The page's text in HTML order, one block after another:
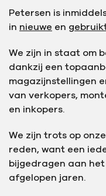
Petersen is
in nieuwe en
We zijn in staat om
dankzij een
magazijnstellingen
van verkopers,
en inkopers.
We zijn trots op
reden, want een
bijgedragen aan
afgelopen jaren.